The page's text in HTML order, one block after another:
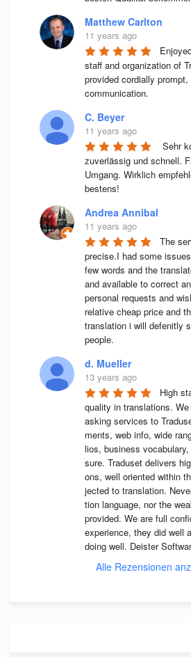
Matthew Carlton
11 years ago
staff and organization of
provided cordially
communication.
C. Beyer
11 years ago
Sehr
zuverlässig und schnell.
Umgang. Wirklich
bestens!
Andrea Annibal
11 years ago
The
precise.I had some
few words and the
and available to correct
personal requests and
relative cheap price and
translation i will defenitly
people.
d. Mueller
13 years ago
High
qua­lity in trans­la­ti­ons.
asking ser­vices to
ments, web info, wide
lios, busi­ness
sure. Tra­du­set deli­vers
ons, well ori­en­ted wit­hin
jec­ted to trans­la­tion.
tion lan­guage, nor the
pro­vi­ded. We are full
expe­ri­ence, they did well
doing well. Deis­ter
Alle Rezensionen